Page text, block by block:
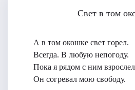
Свет в том
А в том окошке свет горел.
Всегда. В любую непогоду.
Пока я рядом с ним
Он согревал мою свободу.